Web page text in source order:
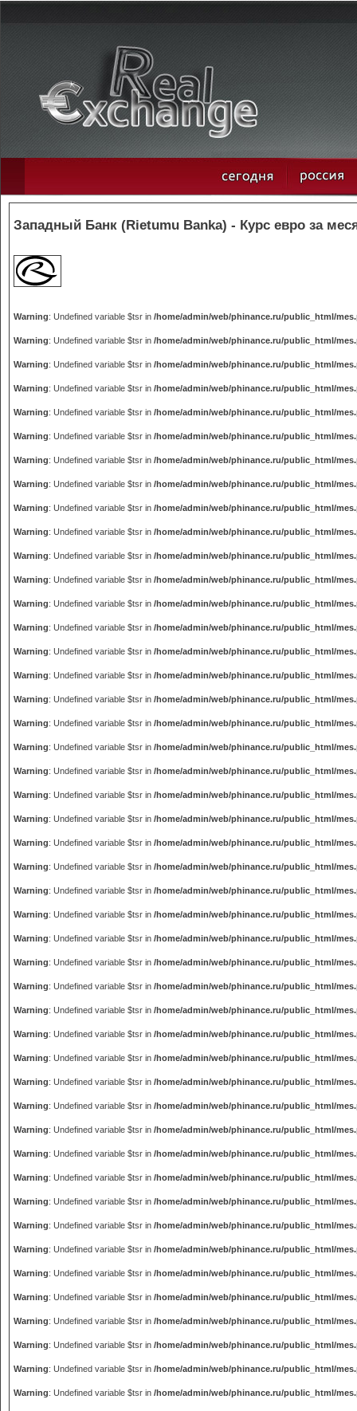
Западный Банк (Rietumu Banka) - Курс евро за
Warning: Undefined variable $tsr in /home/admin/web/phinance.ru/public_html/
Warning: Undefined variable $tsr in /home/admin/web/phinance.ru/public_html/
Warning: Undefined variable $tsr in /home/admin/web/phinance.ru/public_html/
Warning: Undefined variable $tsr in /home/admin/web/phinance.ru/public_html/
Warning: Undefined variable $tsr in /home/admin/web/phinance.ru/public_html/
Warning: Undefined variable $tsr in /home/admin/web/phinance.ru/public_html/
Warning: Undefined variable $tsr in /home/admin/web/phinance.ru/public_html/
Warning: Undefined variable $tsr in /home/admin/web/phinance.ru/public_html/
Warning: Undefined variable $tsr in /home/admin/web/phinance.ru/public_html/
Warning: Undefined variable $tsr in /home/admin/web/phinance.ru/public_html/
Warning: Undefined variable $tsr in /home/admin/web/phinance.ru/public_html/
Warning: Undefined variable $tsr in /home/admin/web/phinance.ru/public_html/
Warning: Undefined variable $tsr in /home/admin/web/phinance.ru/public_html/
Warning: Undefined variable $tsr in /home/admin/web/phinance.ru/public_html/
Warning: Undefined variable $tsr in /home/admin/web/phinance.ru/public_html/
Warning: Undefined variable $tsr in /home/admin/web/phinance.ru/public_html/
Warning: Undefined variable $tsr in /home/admin/web/phinance.ru/public_html/
Warning: Undefined variable $tsr in /home/admin/web/phinance.ru/public_html/
Warning: Undefined variable $tsr in /home/admin/web/phinance.ru/public_html/
Warning: Undefined variable $tsr in /home/admin/web/phinance.ru/public_html/
Warning: Undefined variable $tsr in /home/admin/web/phinance.ru/public_html/
Warning: Undefined variable $tsr in /home/admin/web/phinance.ru/public_html/
Warning: Undefined variable $tsr in /home/admin/web/phinance.ru/public_html/
Warning: Undefined variable $tsr in /home/admin/web/phinance.ru/public_html/
Warning: Undefined variable $tsr in /home/admin/web/phinance.ru/public_html/
Warning: Undefined variable $tsr in /home/admin/web/phinance.ru/public_html/
Warning: Undefined variable $tsr in /home/admin/web/phinance.ru/public_html/
Warning: Undefined variable $tsr in /home/admin/web/phinance.ru/public_html/
Warning: Undefined variable $tsr in /home/admin/web/phinance.ru/public_html/
Warning: Undefined variable $tsr in /home/admin/web/phinance.ru/public_html/
Warning: Undefined variable $tsr in /home/admin/web/phinance.ru/public_html/
Warning: Undefined variable $tsr in /home/admin/web/phinance.ru/public_html/
Warning: Undefined variable $tsr in /home/admin/web/phinance.ru/public_html/
Warning: Undefined variable $tsr in /home/admin/web/phinance.ru/public_html/
Warning: Undefined variable $tsr in /home/admin/web/phinance.ru/public_html/
Warning: Undefined variable $tsr in /home/admin/web/phinance.ru/public_html/
Warning: Undefined variable $tsr in /home/admin/web/phinance.ru/public_html/
Warning: Undefined variable $tsr in /home/admin/web/phinance.ru/public_html/
Warning: Undefined variable $tsr in /home/admin/web/phinance.ru/public_html/
Warning: Undefined variable $tsr in /home/admin/web/phinance.ru/public_html/
Warning: Undefined variable $tsr in /home/admin/web/phinance.ru/public_html/
Warning: Undefined variable $tsr in /home/admin/web/phinance.ru/public_html/
Warning: Undefined variable $tsr in /home/admin/web/phinance.ru/public_html/
Warning: Undefined variable $tsr in /home/admin/web/phinance.ru/public_html/
Warning: Undefined variable $tsr in /home/admin/web/phinance.ru/public_html/
Warning: Undefined variable $tsr in /home/admin/web/phinance.ru/public_html/